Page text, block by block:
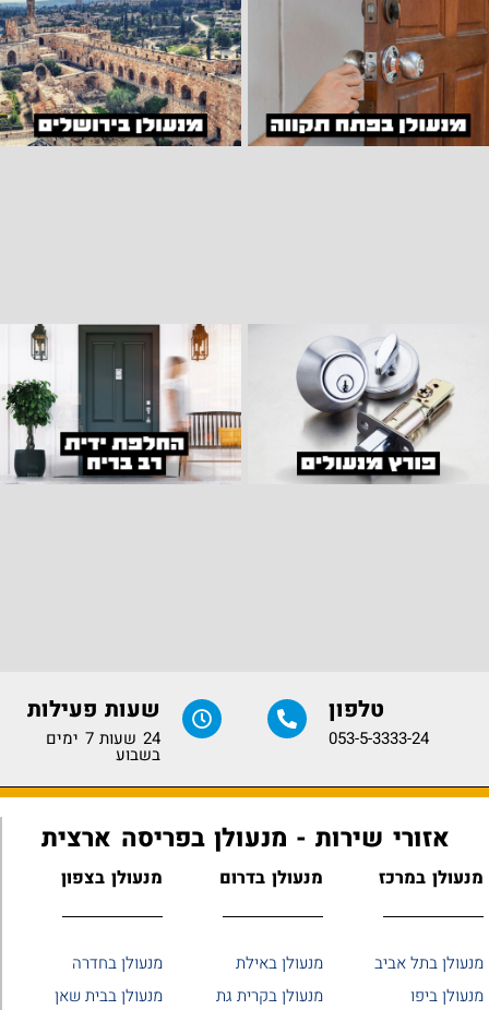
טלפון
053-5-3333-24
שעות פעילות
24 שעות 7 ימים
בשבוע
אזורי שירות - מנעולן בפריסה ארצית
מנעולן במרכז
מנעולן בתל אביב
מנעולן ביפו
מנעולן בדרום
מנעולן באילת
מנעולן בקרית גת
מנעולן בצפון
מנעולן בחדרה
מנעולן בבית שאן